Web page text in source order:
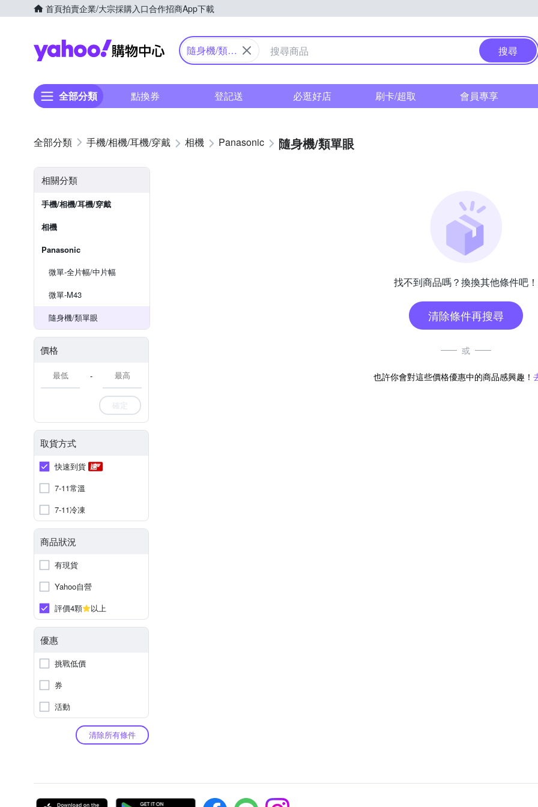
首頁拍賣企業/大宗採購入口合作招商App下載
Yahoo購物中心
隨身機/類單
搜尋
全部分類 點換券 登記送 必逛好店 刷卡/超取 會員專享
手機/相機/耳機/穿戴 相機 Panasonic 隨身機/類單眼
相關分類
手機/相機/耳機/穿戴
相機
Panasonic
微單-全片幅/中片幅
微單-M43
隨身機/類單眼
價格
-
確定
取貨方式
快速到貨
7-11常溫
7-11冷凍
商品狀況
有現貨
Yahoo自營
評價4顆
以上
優惠
挑戰低價
券
活動
清除所有條件
找不到商品嗎？換換其他條件吧！
清除條件再搜尋
或
也許你會對這些價格優惠中的商品感興趣！